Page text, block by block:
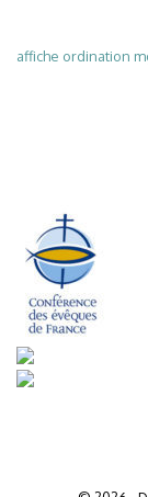
affiche ordination